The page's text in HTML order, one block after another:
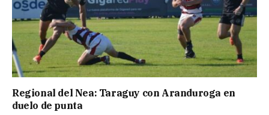
Regional del Nea: Taraguy con Aranduroga en
duelo de punta